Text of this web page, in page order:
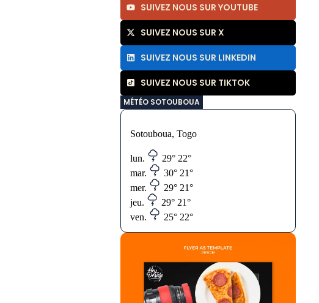
SUIVEZ NOUS SUR YOUTUBE
SUIVEZ NOUS SUR X
SUIVEZ NOUS SUR LINKEDIN
SUIVEZ NOUS SUR TIKTOK
MÉTÉO SOTOUBOUA
Sotouboua, Togo
lun. 29° 22°
mar.
30° 21°
mer.
29° 21°
jeu.
29° 21°
ven.
25° 22°